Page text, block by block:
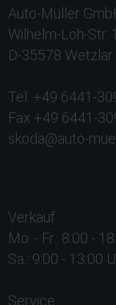
Auto-Müller
Wilhelm-Loh-Str.
D-35578 Wetzlar
Tel. +49 6441-
Fax +49 6441-
skoda@auto-
Verkauf:
Mo. - Fr.: 8:00 -
Sa.: 9:00 - 13:00
Service: